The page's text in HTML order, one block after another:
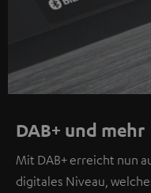
DAB+ und mehr
Mit DAB+ erreicht nun
digitales Niveau,